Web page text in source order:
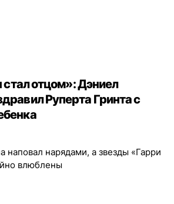
стал отцом»: Дэниел
Руперта Гринта с